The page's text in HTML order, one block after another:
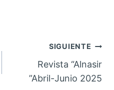
SIGUIENTE
Revista “Alnasir
”Abril-Junio 2025